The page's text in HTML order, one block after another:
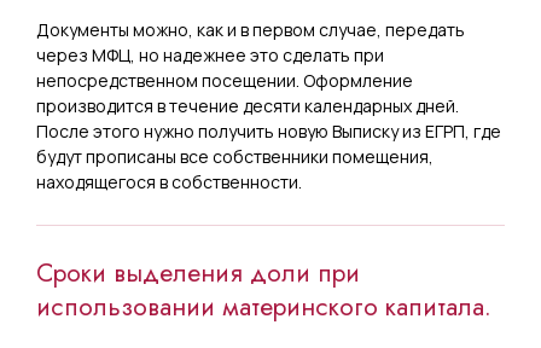
Документы можно, как и в первом случае, передать
через МФЦ, но надежнее это сделать при
непосредственном посещении. Оформление
производится в течение десяти календарных дней.
После этого нужно получить новую Выписку из ЕГРП, где
будут прописаны все собственники помещения,
находящегося в собственности.
Сроки выделения доли при
использовании материнского капитала.